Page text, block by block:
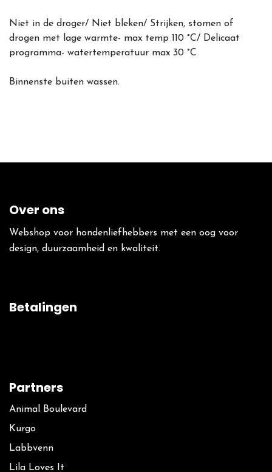
Niet in de droger/ Niet bleken/ Strijken, stomen of
drogen met lage warmte- max temp 110 °C/ Delicaat
programma- watertemperatuur max 30 °C
Binnenste buiten wassen.
Over ons
Webshop voor hondenliefhebbers met een oog voor
design, duurzaamheid en kwaliteit.
Betalingen
Partners
Animal Boulevard
Kurgo
La​bbvenn
Lila Loves It